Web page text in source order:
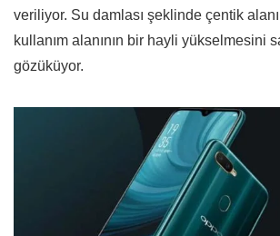
veriliyor. Su damlası şeklinde çentik
kullanım alanının bir hayli yükselmesini
gözüküyor.